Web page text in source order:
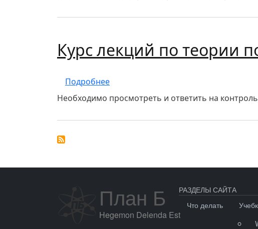
Курс лекций по теории
Подробнеео Курс лекций по теории познания,
Необходимо просмотреть и ответить на
План Б
Hegemon Delenda Est
РАЗДЕЛЫ САЙТА
Что делать